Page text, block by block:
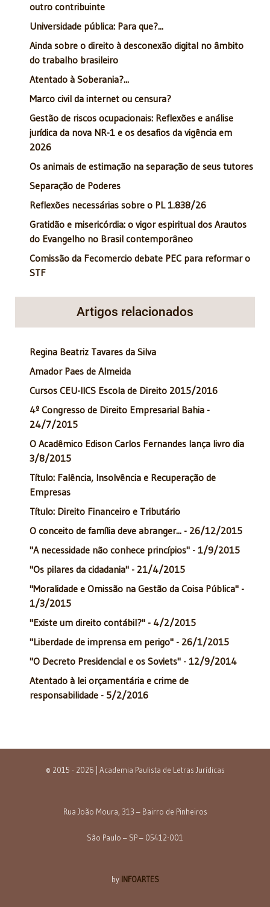
outro contribuinte
Universidade pública: Para que?...
Ainda sobre o direito à desconexão digital no âmbito
do trabalho brasileiro
Atentado à Soberania?...
Marco civil da internet ou censura?
Gestão de riscos ocupacionais: Reflexões e análise
jurídica da nova NR-1 e os desafios da vigência em
2026
Os animais de estimação na separação de seus tutores
Separação de Poderes
Reflexões necessárias sobre o PL 1.838/26
Gratidão e misericórdia: o vigor espiritual dos Arautos
do Evangelho no Brasil contemporâneo
Comissão da Fecomercio debate PEC para reformar o
STF
Artigos relacionados
Regina Beatriz Tavares da Silva
Amador Paes de Almeida
Cursos CEU-IICS Escola de Direito 2015/2016
4º Congresso de Direito Empresarial Bahia -
24/7/2015
O Acadêmico Edison Carlos Fernandes lança livro dia
3/8/2015
Título: Falência, Insolvência e Recuperação de
Empresas
Título: Direito Financeiro e Tributário
O conceito de família deve abranger... - 26/12/2015
"A necessidade não conhece princípios" - 1/9/2015
"Os pilares da cidadania" - 21/4/2015
"Moralidade e Omissão na Gestão da Coisa Pública" -
1/3/2015
"Existe um direito contábil?" - 4/2/2015
"Liberdade de imprensa em perigo" - 26/1/2015
"O Decreto Presidencial e os Soviets" - 12/9/2014
Atentado à lei orçamentária e crime de
responsabilidade - 5/2/2016
© 2015 - 2026 | Academia Paulista de Letras Jurídicas
Rua João Moura, 313 – Bairro de Pinheiros
São Paulo – SP – 05412-001
by INFOARTES